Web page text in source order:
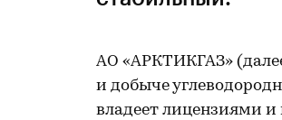
АО «АРКТИКГАЗ»
и добыче
владеет лицензиями и